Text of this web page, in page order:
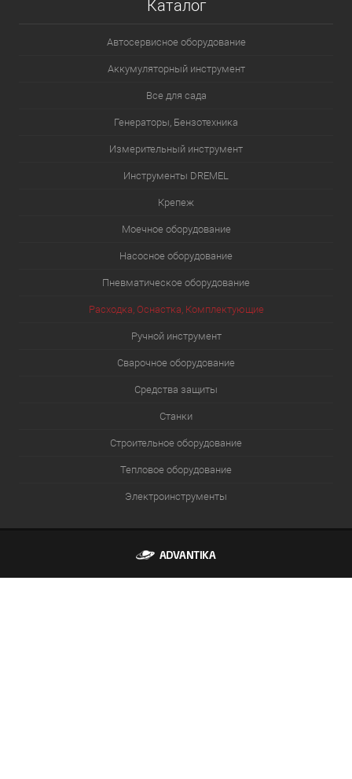
Каталог
Автосервисное оборудование
Аккумуляторный инструмент
Все для сада
Генераторы, Бензотехника
Измерительный инструмент
Инструменты DREMEL
Крепеж
Моечное оборудование
Насосное оборудование
Пневматическое оборудование
Расходка, Оснастка, Комплектующие
Ручной инструмент
Сварочное оборудование
Средства защиты
Станки
Строительное оборудование
Тепловое оборудование
Электроинструменты